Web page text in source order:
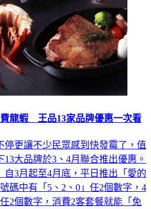
龍蝦 王品13家品牌優惠一次看
停更讓不少民眾感到快發霉了，值
大品牌於3、4月聯合推出優惠。
3月起至4月底，平日推出「愛的
碼中有「5、2、0」任2個數字，4
2個數字，消費2客套餐就能「免